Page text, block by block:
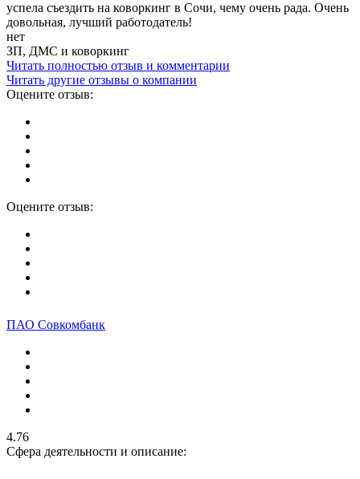
успела съездить на коворкинг в Сочи, чему очень рада. Очень
довольная, лучший работодатель!
нет
ЗП, ДМС и коворкинг
Читать полностью отзыв и комментарии
Читать другие отзывы о компании
Оцените отзыв:
Оцените отзыв:
ПАО Совкомбанк
4.76
Сфера деятельности и описание: